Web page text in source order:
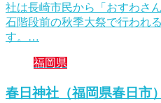
社は長崎市民から「おすわさ
石階段前の秋季大祭で行われ
す。…
福岡県
春日神社（福岡県春日市